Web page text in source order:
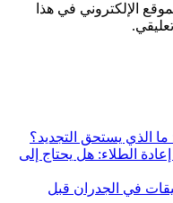
الإلكتروني في هذا
ما الذي يستحق التجديد؟
الطلاء: هل يحتاج إلى
في الجدران قبل